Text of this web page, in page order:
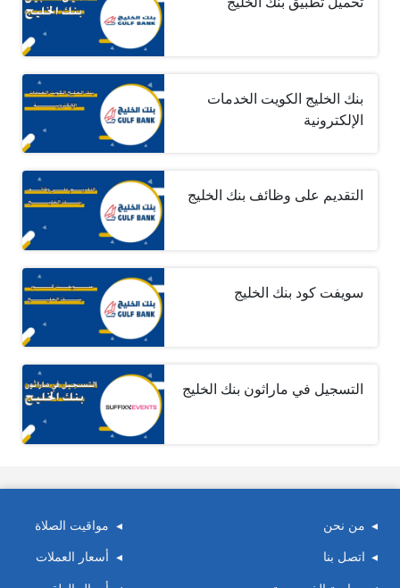
بنك الخليج الكويت الخدمات
الإلكترونية
التقديم على وظائف بنك الخليج
سويفت كود بنك الخليج
التسجيل في ماراثون بنك الخليج
من نحن
اتصل بنا
مواقيت الصلاة
أسعار العملات